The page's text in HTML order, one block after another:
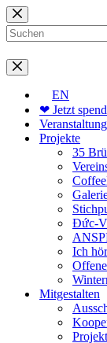
Zum
Inhalt
springen
Keine
Ergebnisse
EN
❤ Jetzt
Projekte
35
Đức-
Ich
Mitgestalten